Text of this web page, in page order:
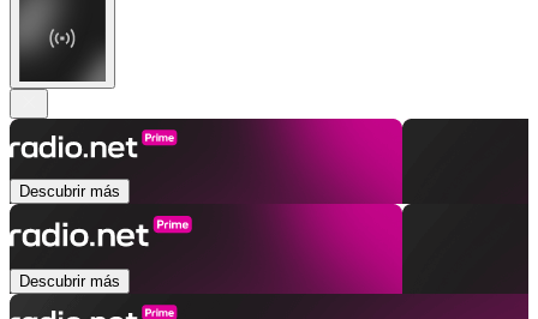
Descubrir más
Descubrir más